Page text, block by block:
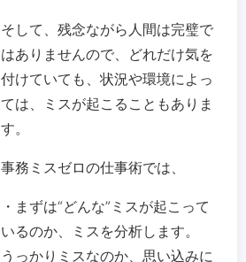
そして、残念ながら人間は完璧で
はありませんので、どれだけ気を
付けていても、状況や環境によっ
ては、ミスが起こることもありま
す。
事務ミスゼロの仕事術では、
・まずは“どんな”ミスが起こって
いるのか、ミスを分析します。
うっかりミスなのか、思い込みに